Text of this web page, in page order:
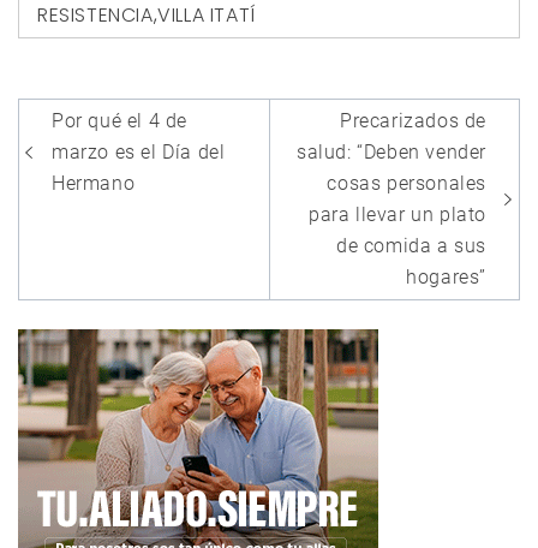
RESISTENCIA,VILLA ITATÍ
Navegación
de
entradas
Por qué el 4 de
marzo es el Día del
Hermano
Precarizados de
salud: “Deben vender
cosas personales
para llevar un plato
de comida a sus
hogares”